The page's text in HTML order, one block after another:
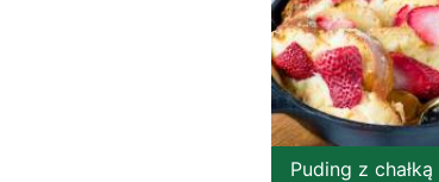
Puding z chałką